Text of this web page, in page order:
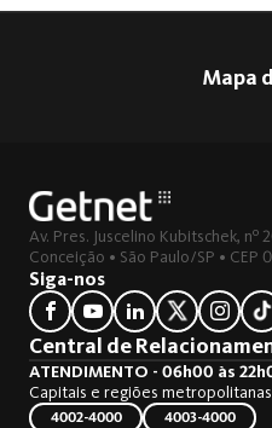
Mapa
Av. Pres. Juscelino Kubitschek, nº
Conceição • São Paulo/SP • CEP
Siga-nos
Central de
ATENDIMENTO - 06h00 às
Capitais e regiões metropolitanas
4002-4000 4003-4000